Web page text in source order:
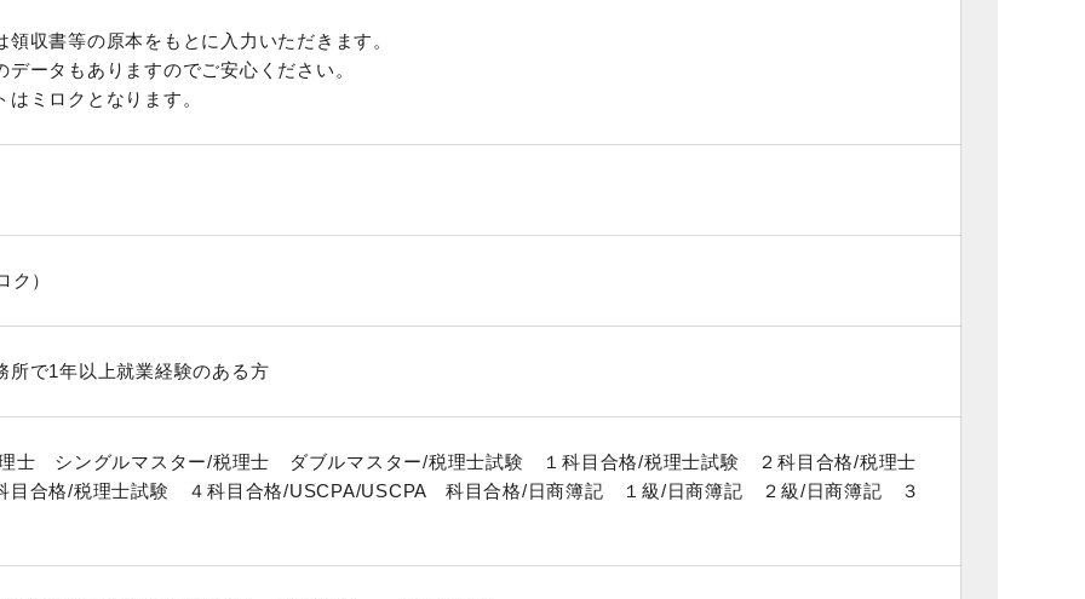
領収書等の原本をもとに入力いただきます。
データもありますのでご安心ください。
はミロクとなります。
ク）
所で1年以上就業経験のある方
士 シングルマスター/税理士 ダブルマスター/税理士試験 １科目合格/税理士試験 ２科目合格/税理士
合格/税理士試験 ４科目合格/USCPA/USCPA 科目合格/日商簿記 １級/日商簿記 ２級/日商簿記 ３